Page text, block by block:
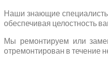
Наши знающие
обеспечивая целостность
Мы ремонтируем или
отремонтирован в течение